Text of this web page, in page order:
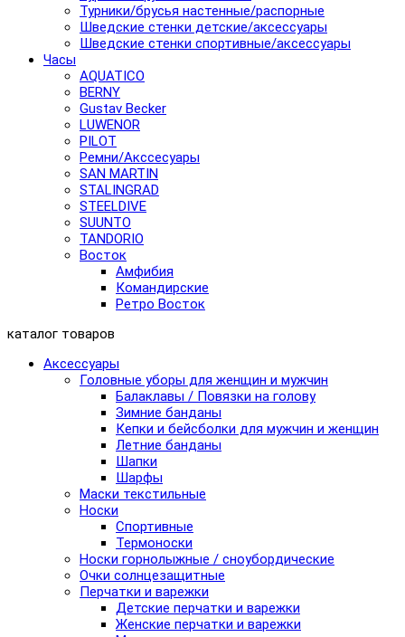
Турники/брусья настенные/распорные
Шведские стенки детские/аксессуары
Шведские стенки спортивные/аксессуары
Часы
AQUATICO
BERNY
Gustav Becker
LUWENOR
PILOT
Pемни/Акссесуары
SAN MARTIN
STALINGRAD
STEELDIVE
SUUNTO
TANDORIO
Восток
Амфибия
Командирские
Ретро Восток
каталог товаров
Аксессуары
Головные уборы для женщин и мужчин
Балаклавы / Повязки на голову
Зимние банданы
Кепки и бейсболки для мужчин и женщин
Летние банданы
Шапки
Шарфы
Маски текстильные
Носки
Спортивные
Термоноски
Носки горнолыжные / сноубордические
Очки солнцезащитные
Перчатки и варежки
Детские перчатки и варежки
Женские перчатки и варежки